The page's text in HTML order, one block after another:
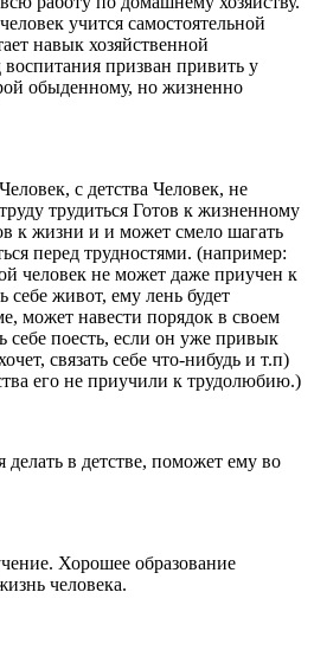
учится самостоятельной
навык хозяйственной
воспитания призван привить у
обыденному, но жизненно
с детства Человек, не
трудиться Готов к жизненному
к жизни и и может смело шагать
перед трудностями. (например:
человек не может даже приучен к
себе живот, ему лень будет
может навести порядок в своем
себе поесть, если он уже привык
связать себе что-нибудь и т.п)
его не приучили к трудолюбию.)
делать в детстве, поможет ему во
Хорошее образование
человека.